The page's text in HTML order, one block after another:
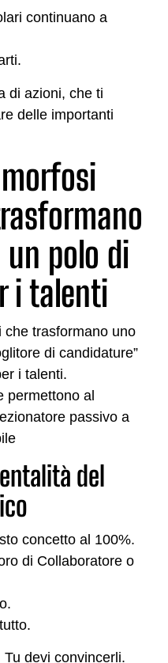
continuano a
di azioni, che ti
delle importanti
polo di
i talenti
che trasformano uno
di candidature”
i talenti.
permettono al
passivo a
del
concetto al 100%.
di Collaboratore o
devi convincerli.